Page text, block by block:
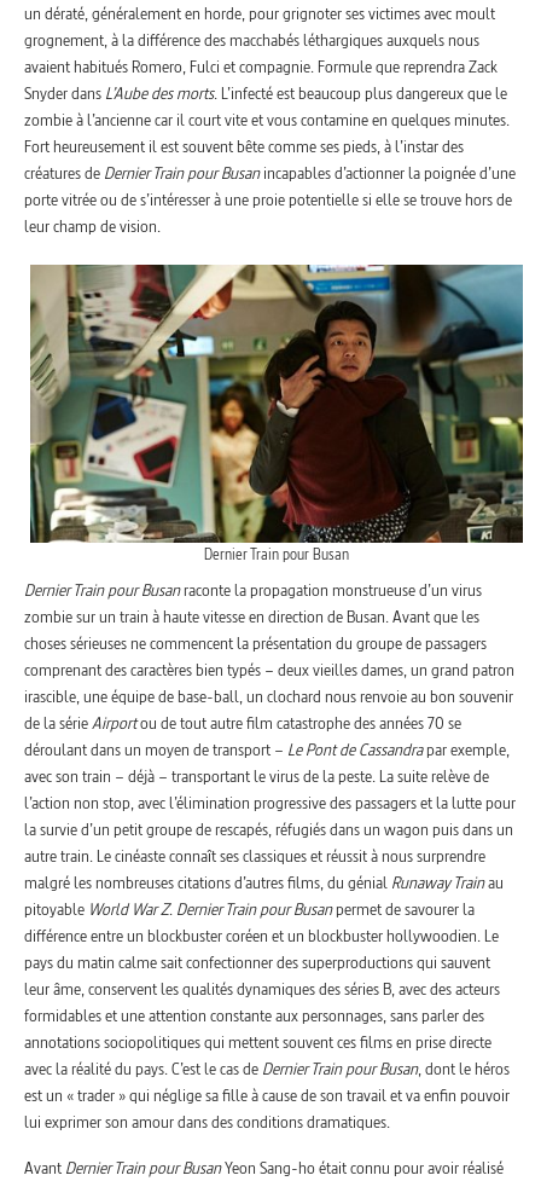
un dératé, généralement en horde, pour grignoter ses victimes avec moult
grognement, à la différence des macchabés léthargiques auxquels nous
avaient habitués Romero, Fulci et compagnie. Formule que reprendra Zack
Snyder dans L’Aube des morts. L’infecté est beaucoup plus dangereux que le
zombie à l’ancienne car il court vite et vous contamine en quelques minutes.
Fort heureusement il est souvent bête comme ses pieds, à l’instar des
créatures de Dernier Train pour Busanincapables d’actionner la poignée d’une
porte vitrée ou de s’intéresser à une proie potentielle si elle se trouve hors de
leur champ de vision.
Dernier Train pour Busan
Dernier Train pour Busanraconte la propagation monstrueuse d’un virus
zombie sur un train à haute vitesse en direction de Busan. Avant que les
choses sérieuses ne commencent la présentation du groupe de passagers
comprenant des caractères bien typés – deux vieilles dames, un grand patron
irascible, une équipe de base-ball, un clochard nous renvoie au bon souvenir
de la sérieAirportou de tout autre film catastrophe des années 70 se
déroulant dans un moyen de transport – Le Pont de Cassandrapar exemple,
avec son train – déjà – transportant le virus de la peste. La suite relève de
l’action non stop, avec l’élimination progressive des passagers et la lutte pour
la survie d’un petit groupe de rescapés, réfugiés dans un wagon puis dans un
autre train. Le cinéaste connaît ses classiques et réussit à nous surprendre
malgré les nombreuses citations d’autres films, du génial Runaway Trainau
pitoyable World War Z. Dernier Train pour Busanpermet de savourer la
différence entre un blockbuster coréen et un blockbuster hollywoodien. Le
pays du matin calme sait confectionner des superproductions qui sauvent
leur âme, conservent les qualités dynamiques des séries B, avec des acteurs
formidables et une attention constante aux personnages, sans parler des
annotations sociopolitiques qui mettent souvent ces films en prise directe
avec la réalité du pays. C’est le cas de Dernier Train pour Busan, dont le héros
est un « trader » qui néglige sa fille à cause de son travail et va enfin pouvoir
lui exprimer son amour dans des conditions dramatiques.
Avant Dernier Train pour BusanYeon Sang-ho était connu pour avoir réalisé